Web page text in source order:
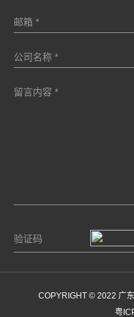
COPYRIGHT © 2022 广
粤